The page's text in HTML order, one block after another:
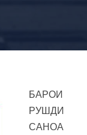
БАРОИ
РУШДИ
САНОА